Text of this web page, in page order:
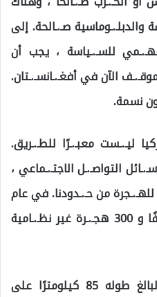
صـ.ـالحة. إلى
للسـ.ـياسة ، يجب أن
الآن في أفغـ.ـانسـ.ـتان.
ليـ.ـست معبـ.ـرًا للطـ.ـريق.
التواصـ.ـل الاجتـ.ـماعي ،
من حـ.ـدودنا. في عام
2021 ، منعـ.ـنا حوالي 253 ألفًا و 300 هجـ.ـرة غير نظـ.ـامية
يستمر العمل في الجـ.ـدار البالغ طوله 85 كيلومترًا على